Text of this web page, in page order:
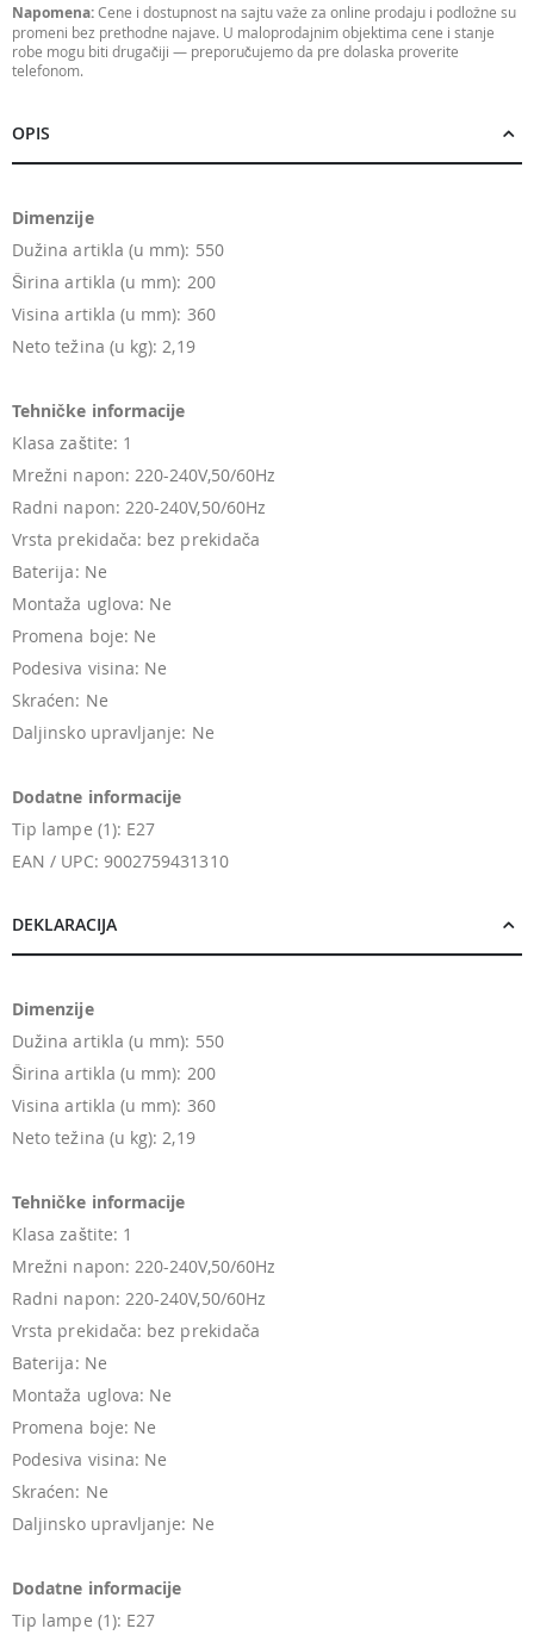
Napomena:Cene i dostupnost na sajtu važe za online prodaju i podložne su
promeni bez prethodne najave. U maloprodajnim objektima cene i stanje
robe mogu biti drugačiji — preporučujemo da pre dolaska proverite
telefonom.
OPIS
Dimenzije
Dužina artikla (u mm): 550
Širina artikla (u mm): 200
Visina artikla (u mm): 360
Neto težina (u kg): 2,19
Tehničke informacije
Klasa zaštite: 1
Mrežni napon: 220-240V,50/60Hz
Radni napon: 220-240V,50/60Hz
Vrsta prekidača: bez prekidača
Baterija: Ne
Montaža uglova: Ne
Promena boje: Ne
Podesiva visina: Ne
Skraćen: Ne
Daljinsko upravljanje: Ne
Dodatne informacije
Tip lampe (1): E27
EAN / UPC: 9002759431310
DEKLARACIJA
Dimenzije
Dužina artikla (u mm): 550
Širina artikla (u mm): 200
Visina artikla (u mm): 360
Neto težina (u kg): 2,19
Tehničke informacije
Klasa zaštite: 1
Mrežni napon: 220-240V,50/60Hz
Radni napon: 220-240V,50/60Hz
Vrsta prekidača: bez prekidača
Baterija: Ne
Montaža uglova: Ne
Promena boje: Ne
Podesiva visina: Ne
Skraćen: Ne
Daljinsko upravljanje: Ne
Dodatne informacije
Tip lampe (1): E27